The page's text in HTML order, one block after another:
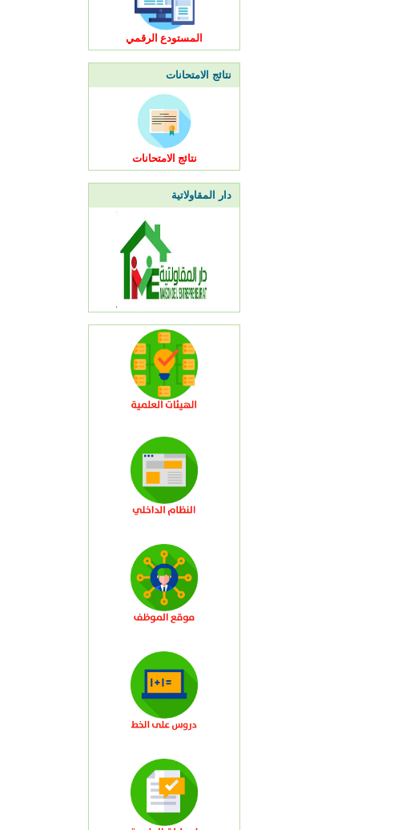
المستودع الرقمي
نتائج الامتحانات
نتائج الامتحانات
دار المقاولاتية